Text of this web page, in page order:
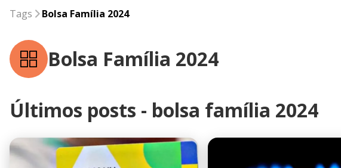
Tags Bolsa Família 2024
Bolsa Família 2024
Últimos posts - bolsa família 2024